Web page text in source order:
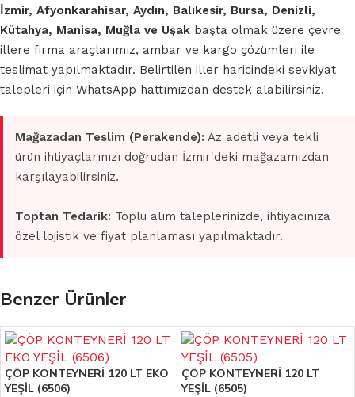
İzmir, Afyonkarahisar, Aydın, Balıkesir, Bursa, Denizli,
Kütahya, Manisa, Muğla ve Uşak başta olmak üzere çevre
illere firma araçlarımız, ambar ve kargo çözümleri ile
teslimat yapılmaktadır. Belirtilen iller haricindeki sevkiyat
talepleri için WhatsApp hattımızdan destek alabilirsiniz.
Mağazadan Teslim (Perakende): Az adetli veya tekli
ürün ihtiyaçlarınızı doğrudan İzmir'deki mağazamızdan
karşılayabilirsiniz.
Toptan Tedarik: Toplu alım taleplerinizde, ihtiyacınıza
özel lojistik ve fiyat planlaması yapılmaktadır.
Benzer Ürünler
ÇÖP KONTEYNERİ 120 LT EKO
YEŞİL (6506)
ÇÖP KONTEYNERİ 120 LT
YEŞİL (6505)